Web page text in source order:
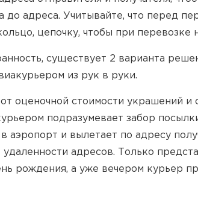
до адреса. Учитывайте, что перед
цепочку, чтобы при перевозке
существует 2 варианта
из рук в руки.
от оценочной стоимости украшений
подразумевает забор
аэропорт и вылетает по адресу
удаленности адресов. Только
рождения, а уже вечером курьер